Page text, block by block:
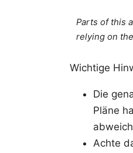
Parts of this
relying on
Wichtige
Die
Pläne
Achte